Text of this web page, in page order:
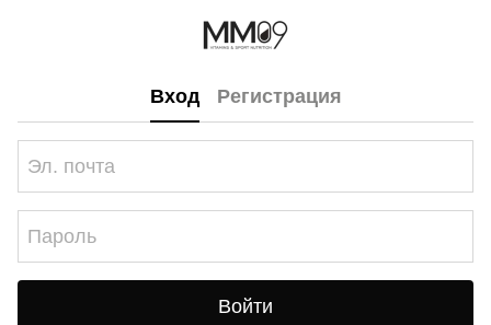
Вход Регистрация
Войти